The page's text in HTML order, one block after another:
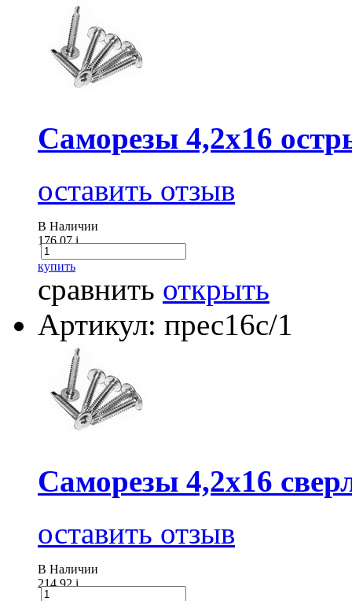
Саморезы 4,2х16
оставить отзыв
В Наличии
176.07i
купить
сравнить открыть
Артикул: прес16с/1
Саморезы 4,2х16
оставить отзыв
В Наличии
214.92i